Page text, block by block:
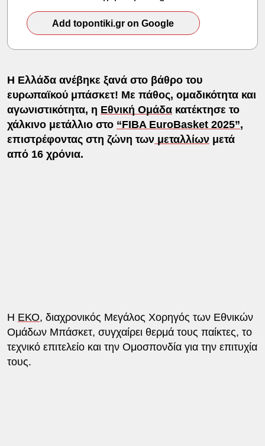
Add topontiki.gr on Google
Η Ελλάδα ανέβηκε ξανά στο βάθρο του
ευρωπαϊκού μπάσκετ! Με πάθος, ομαδικότητα και
αγωνιστικότητα, η Εθνική Ομάδακατέκτησε το
χάλκινο μετάλλιο στο “FIBA EuroBasket 2025”,
επιστρέφοντας στη ζώνη τωνμεταλλίωνμετά
από 16 χρόνια.
Η ΕΚΟ, διαχρονικός Μεγάλος Χορηγός των Εθνικών
Ομάδων Μπάσκετ, συγχαίρει θερμά τους παίκτες, το
τεχνικό επιτελείο και την Ομοσπονδία για την επιτυχία
τους.